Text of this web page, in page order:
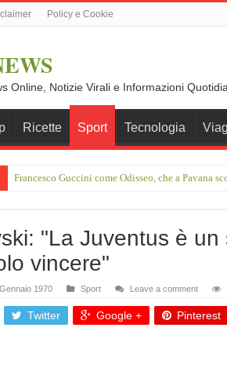
Policy e Cookie
Online, Notizie Virali e Informazioni
Ricette Sport Tecnologia
Francesco Guccini come Odisseo, che a Pavana
Vince Tempera: “Il mio primo incontro con
"La Juventus è un
vincere"
1970 Sport Leave a comment
Twitter Google + Pinterest